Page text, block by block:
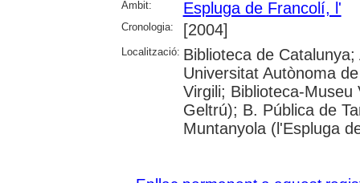
Àmbit:
Espluga de Francolí, l'
Cronologia: [2004]
Localització: Biblioteca de
Universitat Autònoma
Virgili; Biblioteca-
Geltrú); B. Pública de
Muntanyola (l'Espluga